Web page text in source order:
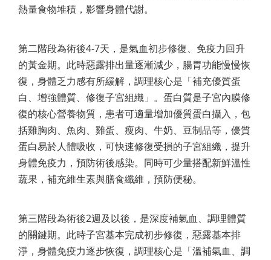
熱量食物堆積，影響身體代謝。
第二階段為術後4-7天，是氣血初步修復、免疫力回升
的黃金期。此時惡露排出量逐漸減少，腸胃功能慢慢恢
復，身體乏力感有所緩解，調理核心是「補充優質蛋
白、增強體質、修復子宮組織」。蛋白質是子宮內膜修
復的核心營養物質，患者可適量增加優質蛋白攝入，包
括雞胸肉、魚肉、雞蛋、瘦肉、牛奶、豆制品等，優質
蛋白易於人體吸收，可快速修復受損的子宮組織，提升
身體免疫力，預防術後感染。同時可少量搭配新鮮溫性
蔬果，補充維生素與膳食纖維，預防便秘。
第三階段為術後2週及以後，是深度補氣血、調理體質
的關鍵期。此時子宮基本完成初步修復，惡露基本排
淨，身體免疫力逐步恢復，調理核心是「溫補氣血、調